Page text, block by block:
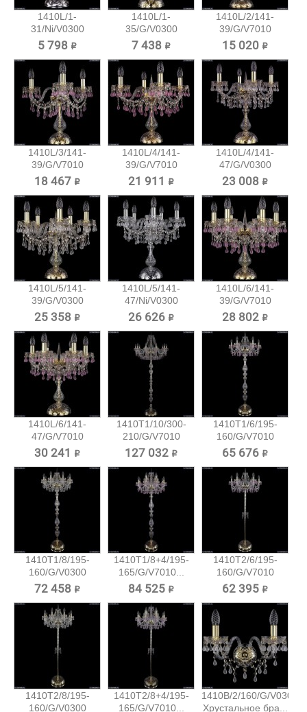
1410L/1-
31/Ni/V0300
Хрустальная...
5 798 ₽
1410L/1-
35/G/V0300
Хрустальная...
7 438 ₽
1410L/2/141-
39/G/V7010
Хрустальная...
15 020 ₽
1410L/3/141-
39/G/V7010
Хрустальная...
18 467 ₽
1410L/4/141-
39/G/V7010
Хрустальная...
21 911 ₽
1410L/4/141-
47/G/V0300
Хрустальная...
23 008 ₽
1410L/5/141-
39/G/V0300
Хрустальная...
25 358 ₽
1410L/5/141-
47/Ni/V0300
Хрустальная...
26 626 ₽
1410L/6/141-
39/G/V7010
Хрустальная...
28 802 ₽
1410L/6/141-
47/G/V7010
Хрустальная...
30 241 ₽
1410T1/10/300-
210/G/V7010
Хрустальный...
127 032 ₽
1410T1/6/195-
160/G/V7010
Хрустальный...
65 676 ₽
1410T1/8/195-
160/G/V0300
Хрустальный...
72 458 ₽
1410T1/8+4/195-
165/G/V7010...
84 525 ₽
1410T2/6/195-
160/G/V7010
Хрустальный...
62 395 ₽
1410T2/8/195-
160/G/V0300
1410T2/8+4/195-
165/G/V7010...
1410B/2/160/G/V0300
Хрустальное бра...